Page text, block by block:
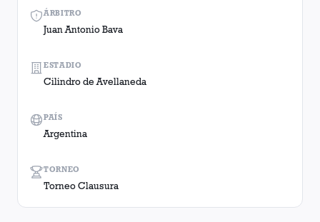
ÁRBITRO
Juan Antonio Bava
TORNEO
Torneo Clausura
ESTADIO
Cilindro de Avellaneda
PAÍS
Argentina